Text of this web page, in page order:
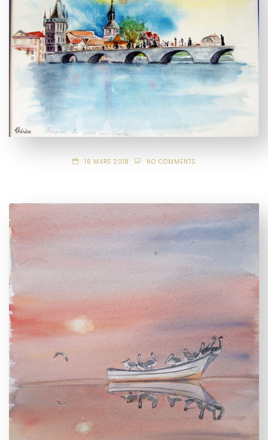
16 MARS 2018 NO COMMENTS